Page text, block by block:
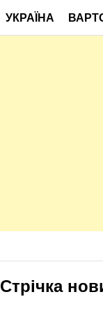
УКРАЇНА
Стрічка